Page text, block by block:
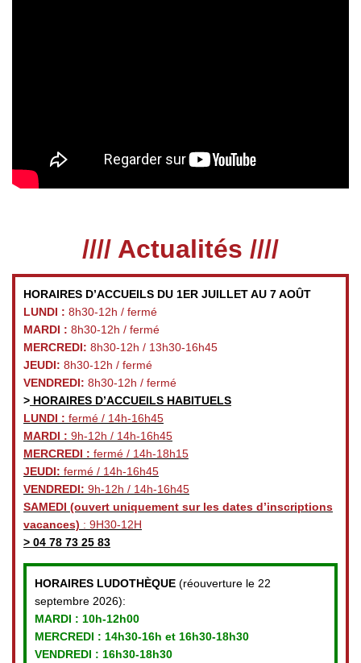
//// Actualités ////
HORAIRES D’ACCUEILS DU 1ER JUILLET AU 7 AOÛT
LUNDI : 8h30-12h / fermé
MARDI : 8h30-12h / fermé
MERCREDI: 8h30-12h / 13h30-16h45
JEUDI: 8h30-12h / fermé
VENDREDI: 8h30-12h / fermé
> HORAIRES D’ACCUEILS HABITUELS
LUNDI : fermé / 14h-16h45
MARDI : 9h-12h / 14h-16h45
MERCREDI : fermé / 14h-18h15
JEUDI: fermé / 14h-16h45
VENDREDI: 9h-12h / 14h-16h45
SAMEDI (ouvert uniquement sur les dates d’inscriptions
vacances) : 9H30-12H
> 04 78 73 25 83
HORAIRES LUDOTHÈQUE (réouverture le 22
septembre 2026):
MARDI : 10h-12h00
MERCREDI : 14h30-16h et 16h30-18h30
VENDREDI : 16h30-18h30